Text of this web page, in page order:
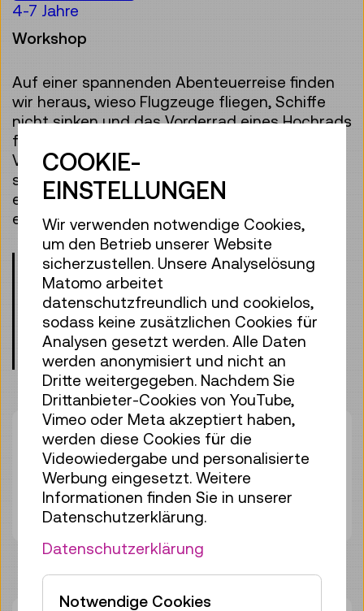
4-7 Jahre
Workshop
Auf einer spannenden Abenteuerreise finden
wir heraus, wieso Flugzeuge fliegen, Schiffe
nicht sinken und das Vorderrad eines Hochrads
fast so groß wie ein Mensch ist. Welche
Verkehrsmittel dampfen, gleiten oder
schwimmen gegen den Strom? Gemeinsam
entdecken wir verschiede Fahrzeuge und
erforschen eigenhändig wie sie funktionieren.
Bitte beachten Sie die Altersangaben!
Kinder unter 8 Jahren dürfen nur mit
einer erwachsenen Begleitperson
teilnehmen.
Treffpunkt: Eingangshalle, Ebene 0
Dauer:01:00h
Gruppengröße:16
Erwachsene€ 6,50
Unter 19 Jahren € 6,50
COOKIE-
EINSTELLUNGEN
Wir verwenden notwendige Cookies,
um den Betrieb unserer Website
sicherzustellen. Unsere Analyselösung
Matomo arbeitet
datenschutzfreundlich und cookielos,
sodass keine zusätzlichen Cookies für
Analysen gesetzt werden. Alle Daten
werden anonymisiert und nicht an
Dritte weitergegeben. Nachdem Sie
Drittanbieter-Cookies von YouTube,
Vimeo oder Meta akzeptiert haben,
werden diese Cookies für die
Videowiedergabe und personalisierte
Werbung eingesetzt. Weitere
Informationen finden Sie in unserer
Datenschutzerklärung.
Datenschutzerklärung
Notwendige Cookies